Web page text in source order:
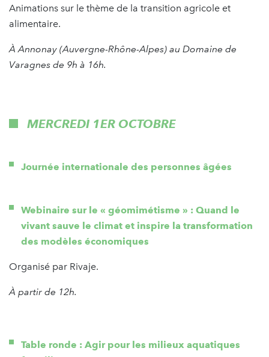
Animations sur le thème de la transition agricole et
alimentaire.
À Annonay (Auvergne-Rhône-Alpes) au Domaine de
Varagnes de 9h à 16h.
MERCREDI 1ER OCTOBRE
Journée internationale des personnes âgées
Webinaire sur le « géomimétisme » : Quand le
vivant sauve le climat et inspire la transformation
des modèles économiques
Organisé par Rivaje.
À partir de 12h.
Table ronde : Agir pour les milieux aquatiques